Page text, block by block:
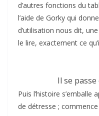
d’autres fonctions du
l’aide de Gorky qui
d’utilisation nous dit,
le lire, exactement ce
Il se
Puis l’histoire s’emballe
de détresse ;